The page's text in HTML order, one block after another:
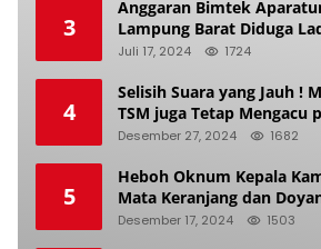
3
Anggaran Bimtek
Lampung Barat Diduga
Makan Anak Istri
Juli 17, 2024 1724
4
Selisih Suara yang Jauh !
TSM juga Tetap Mengacu
Keadilan Pemilu
Desember 27, 2024 1682
5
Heboh Oknum Kepala
Mata Keranjang dan
Desember 17, 2024 1503